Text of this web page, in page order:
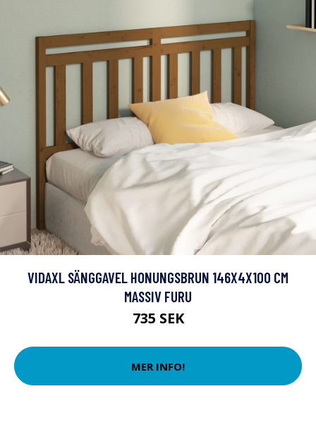
VIDAXL SÄNGGAVEL HONUNGSBRUN 146X4X100 CM
MASSIV FURU
735 SEK
MER INFO!